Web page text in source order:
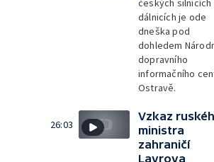
dálnicích je ode
dneška pod
dohledem
dopravního
informačního
Ostravě.
26:03
Vzkaz
ministra
zahraničí
Lavrova